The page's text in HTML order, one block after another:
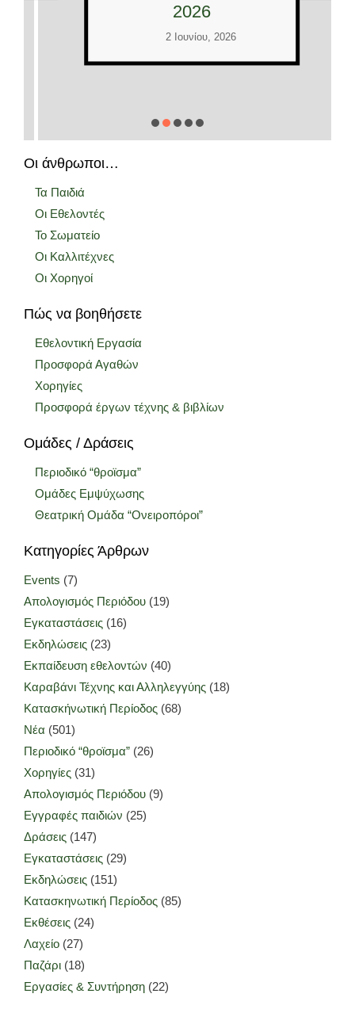
2026
2 Ιουνίου, 2026
Οι άνθρωποι…
Τα Παιδιά
Οι Εθελοντές
Το Σωματείο
Οι Καλλιτέχνες
Οι Χορηγοί
Πώς να βοηθήσετε
Εθελοντική Εργασία
Προσφορά Αγαθών
Χορηγίες
Προσφορά έργων τέχνης & βιβλίων
Ομάδες / Δράσεις
Περιοδικό “θροϊσμα”
Ομάδες Εμψύχωσης
Θεατρική Ομάδα “Ονειροπόροι”
Κατηγορίες Άρθρων
Events (7)
Απολογισμός Περιόδου (19)
Εγκαταστάσεις (16)
Εκδηλώσεις (23)
Εκπαίδευση εθελοντών (40)
Καραβάνι Τέχνης και Αλληλεγγύης (18)
Κατασκήνωτική Περίοδος (68)
Νέα (501)
Περιοδικό “θροϊσμα” (26)
Χορηγίες (31)
Απολογισμός Περιόδου (9)
Εγγραφές παιδιών (25)
Δράσεις (147)
Εγκαταστάσεις (29)
Εκδηλώσεις (151)
Κατασκηνωτική Περίοδος (85)
Εκθέσεις (24)
Λαχείο (27)
Παζάρι (18)
Εργασίες & Συντήρηση (22)